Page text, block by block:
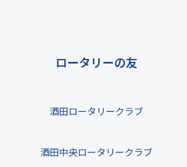
ロータリーの友
酒田ロータリークラブ
酒田中央ロータリークラブ